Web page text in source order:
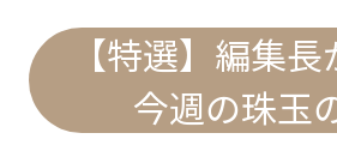
【特選】編集長
今週の珠玉